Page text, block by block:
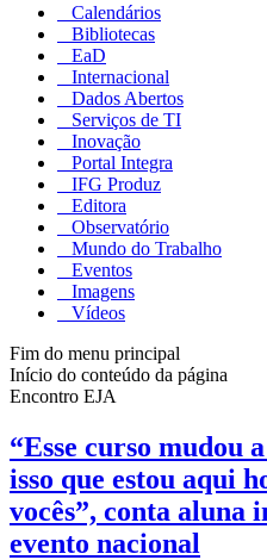
Calendários
Bibliotecas
EaD
Internacional
Dados Abertos
Serviços de TI
Inovação
Portal Integra
IFG Produz
Editora
Observatório
Mundo do Trabalho
Eventos
Imagens
Vídeos
Fim do menu principal
Início do conteúdo da página
Encontro EJA
“Esse curso mudou
isso que estou aqui
vocês”, conta aluna
evento nacional